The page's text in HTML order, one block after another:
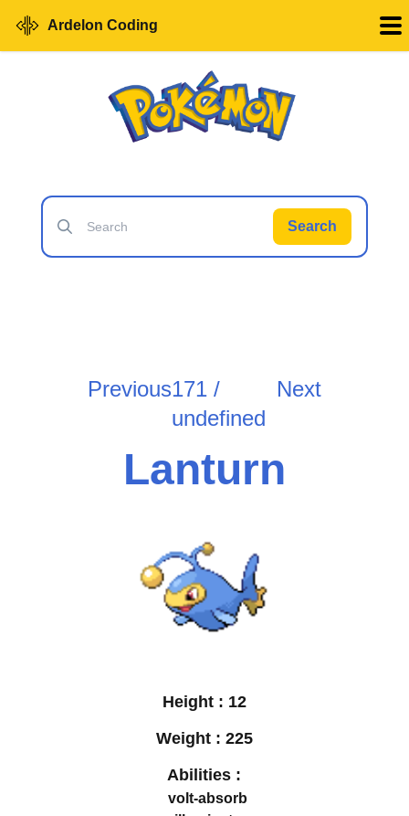
Ardelon Coding
Search
Previous171 /
undefined
Next
Lanturn
Height : 12
Weight : 225
Abilities :
volt-absorb